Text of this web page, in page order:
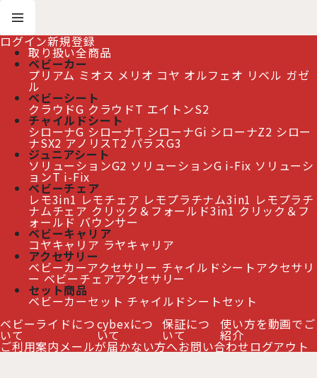
ログイン新規登録
取り扱い全商品
ベビーカー
プリアム ミオス メリオ コヤ オルフェオ リベル ガゼ
ル
ベビーシート
クラウドG クラウドT エイトンS2
チャイルドシート
シローナG シローナT シローナGi シローナZ2 シロー
ナSX2 アノリスT2 パラスG3
ジュニアシート
ソリューションG2 ソリューションG i-Fix ソリューシ
ョンT i-Fix
ベビーチェア
レモ3in1 レモチェア レモプラチナム3in1 レモプラチ
ナムチェア クリック＆フォールド3in1 クリック＆フ
ォールド バウンサー
ベビーキャリア
コヤキャリア ラヤキャリア
アクセサリー
ベビーカーアクセサリー チャイルドシートアクセサリ
ー ベビーチェアアクセサリー
セット商品
ベビーカーセット チャイルドシートセット
ベビーライドにつ
いて
cybexにつ
いて
保証につ
いて
使い方を動画でご
紹介
ご利用案内メールが届かない方へお問い合わせログアウト
> おすすめ商品 >クラウドT アイサイズ
≫ 熊本地震の影響によるお届け遅延について
クラウドT アイサイズ [おすすめ商品 ]